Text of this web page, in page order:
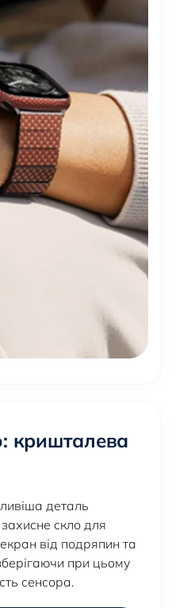
кришталева
деталь
скло для
від подряпин та
при цьому
сенсора.